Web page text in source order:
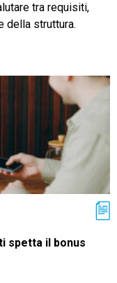
tra requisiti,
della struttura.
spetta il bonus